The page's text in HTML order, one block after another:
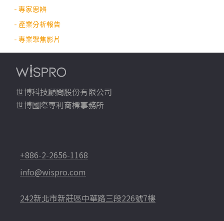
- 專家思辨
- 產業分析報告
- 專業聚焦影片
世博科技顧問股份有限公司
世博國際專利商標事務所
+886-2-2656-1168
info@wispro.com
242新北市新莊區中華路三段226號7樓